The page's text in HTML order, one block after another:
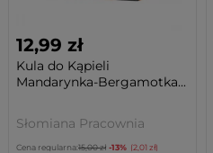
12,99 zł
Kula do Kąpieli
Mandarynka-Bergamotka...
Słomiana Pracownia
Cena regularna:15,00 zł -13% (2,01 zł)